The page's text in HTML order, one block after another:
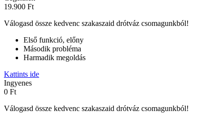
19.900 Ft
Válogasd össze kedvenc szakaszaid drótváz csomagunkból!
Első funkció, előny
Második probléma
Harmadik megoldás
Kattints ide
Ingyenes
0 Ft
Válogasd össze kedvenc szakaszaid drótváz csomagunkból!